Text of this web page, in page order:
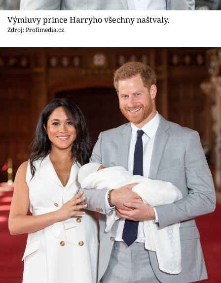
Výmluvy prince Harryho všechny naštvaly.
Zdroj: Profimedia.cz